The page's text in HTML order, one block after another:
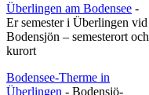
Überlingen am Bodensee -
Er semester i Überlingen vid
Bodensjön – semesterort och
kurort
Bodensee-Therme in
Überlingen - Bodensjö-